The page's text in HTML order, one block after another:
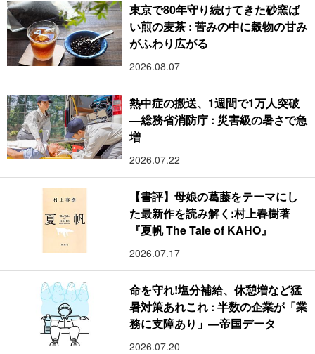
東京で80年守り続けてきた砂窯ば
い煎の麦茶 : 苦みの中に穀物の甘み
がふわり広がる
2026.08.07
熱中症の搬送、1週間で1万人突破
―総務省消防庁 : 災害級の暑さで急
増
2026.07.22
【書評】母娘の葛藤をテーマにし
た最新作を読み解く:村上春樹著
『夏帆 The Tale of KAHO』
2026.07.17
命を守れ!塩分補給、休憩増など猛
暑対策あれこれ : 半数の企業が「業
務に支障あり」―帝国データ
2026.07.20